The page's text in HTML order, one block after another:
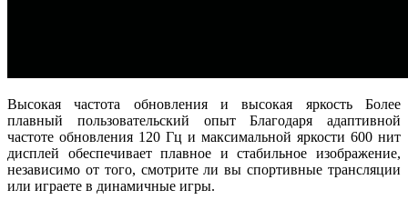
Высокая частота обновления и высокая яркость Более
плавный пользовательский опыт Благодаря адаптивной
частоте обновления 120 Гц и максимальной яркости 600 нит
дисплей обеспечивает плавное и стабильное изображение,
независимо от того, смотрите ли вы спортивные трансляции
или играете в динамичные игры.